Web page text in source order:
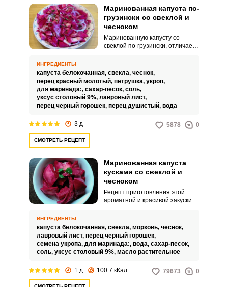
Маринованная капуста по-
грузински со свеклой и
чесноком
Маринованную капусту со
свеклой по-грузински, отличает
приправ и специй, которые
придают этому овощу
уникальный колорит кавказского
блюда. Главную роль из приправ
отводят листовому сельдерею,
петрушкой и другой зеленью.
ИНГРЕДИЕНТЫ
капуста белокочанная, свекла, чеснок,
перец красный молотый, петрушка, укроп,
для маринада:, сахар-песок, соль,
уксус столовый 9%, лавровый лист,
перец чёрный горошек, перец душистый, вода
3 д 5878 0
СМОТРЕТЬ РЕЦЕПТ
Маринованная капуста
кусками со свеклой и
чесноком
Рецепт приготовления этой
ароматной и красивой закуски
горячего маринада позволяет в
кратчайший, в сравнении с
квашеной капустой, срок
поставить готовую закуску на
ИНГРЕДИЕНТЫ
капуста белокочанная, свекла, морковь, чеснок,
лавровый лист, перец чёрный горошек,
семена укропа, для маринада:, вода, сахар-песок,
соль, уксус столовый 9%, масло растительное
1 д 100.7 кКал 79673 0